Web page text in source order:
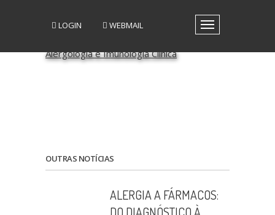
Toggle
GRUPOS DE INTERESSE
CONTACTOS
LOGIN WEBMAIL
OUTRAS NOTÍCIAS
ALERGIA A FÁRMACOS: